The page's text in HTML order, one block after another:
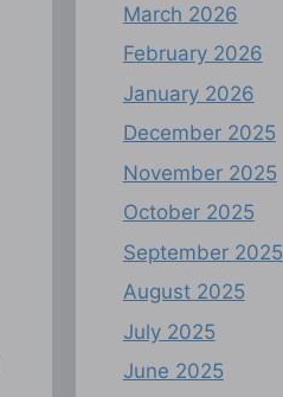
March 2026
February 2026
January 2026
December 2025
November 2025
October 2025
September 2025
August 2025
July 2025
June 2025